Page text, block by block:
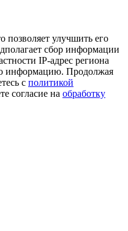
позволяет улучшить его
сбор информации
IP-адрес региона
информацию. Продолжая
с политикой
согласие на обработку